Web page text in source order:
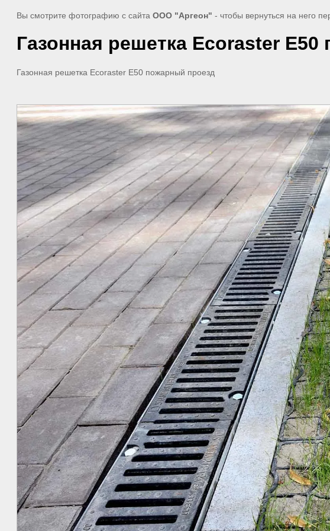
Вы смотрите фотографию с сайта ООО "Аргеон" - чтобы вернуться на него
Газонная решетка Ecoraster
Газонная решетка Ecoraster E50 пожарный проезд